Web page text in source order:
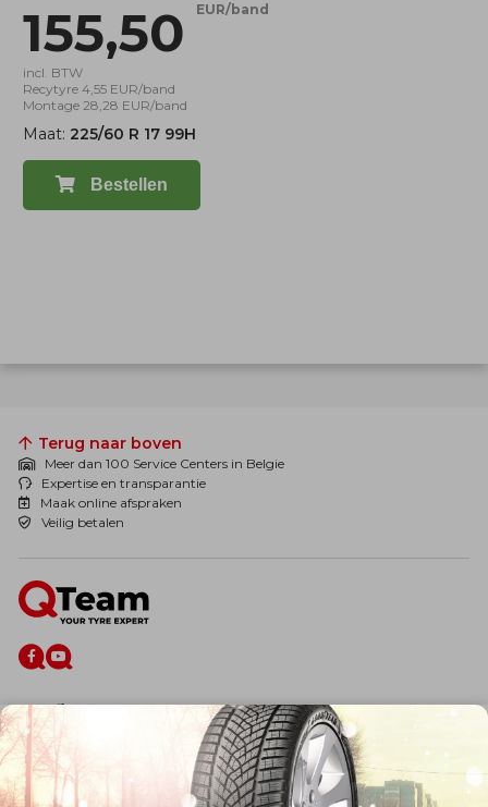
155,50 EUR/band
incl. BTW
Recytyre 4,55 EUR/band
Montage 28,28 EUR/band
Maat: 225/60 R 17 99H
Bestellen
Terug naar boven
Meer dan 100 Service Centers in Belgie
Expertise en transparantie
Maak online afspraken
Veilig betalen
De firma
Wie zijn wij?
Blog
Onze dienstverlening